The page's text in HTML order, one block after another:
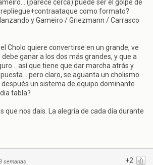
(parece cerca) puede ser el golpe de
como formato?
y Gameiro / Griezmann / Carrasco
Cholo quiere convertirse en un grande, ve
ganar a los dos más grandes, y que a
así que tiene que dar marcha atrás y
pero claro, se aguanta un cholismo
un sistema de equipo dominante
tabla?
que nos dais. La alegría de cada día durante
+2
semanas